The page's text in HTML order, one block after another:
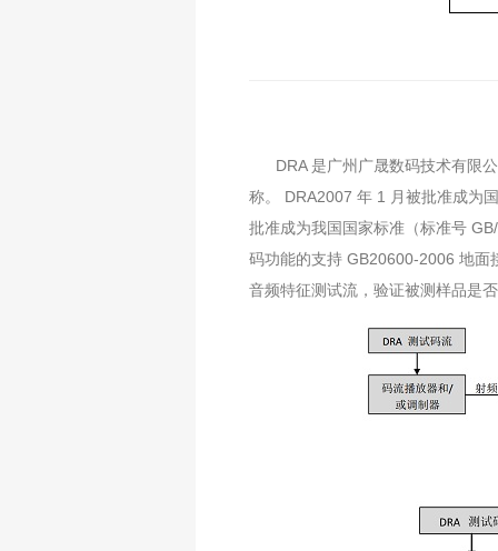
DRA 是广州广晟数码技术有限
称。 DRA2007 年 1 月被批准成为
批准成为我国国家标准（标准号
码功能的支持 GB20600-2006 地面
音频特征测试流，验证被测样品是